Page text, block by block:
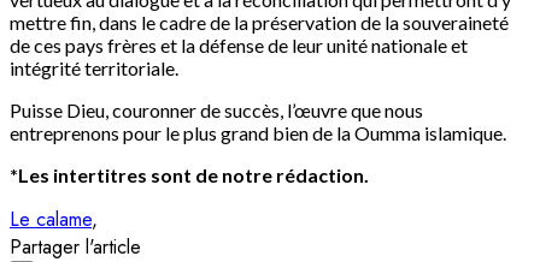
mettre fin, dans le cadre de la préservation de la souveraineté
de ces pays frères et la défense de leur unité nationale et
intégrité territoriale.
Puisse Dieu, couronner de succès, l’œuvre que nous
entreprenons pour le plus grand bien de la Oumma islamique.
*Les intertitres sont de notre rédaction.
Le calame
Partager l'article